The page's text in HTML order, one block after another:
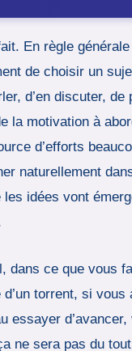
En règle
de choisir un
d’en discuter,
motivation à
d’efforts
naturellement
idées vont
ce que vous
torrent, si
ne sera pas du